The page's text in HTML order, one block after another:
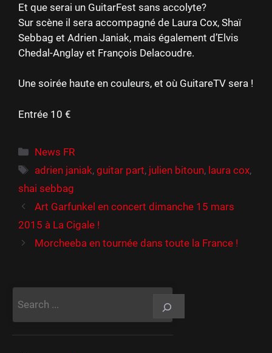
Et que serai un GuitarFest sans accolyte?
Sur scène il sera accompagné de Laura Cox, Shaï
Sebbag et Adrien Janiak, mais également d’Elvis
Chedal-Anglay et François Delacoudre.
Une soirée haute en couleurs, et où GuitareTV sera !
Entrée 10 €
Catégories
News FR
Étiquettes
adrien janiak,guitar part, julien bitoun, laura cox,
shai sebbag
Art Garfunkel en concert dimanche 15 mars
2015 à La Cigale !
Morcheeba en tournée dans toute la France !